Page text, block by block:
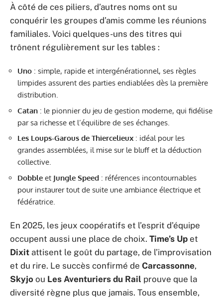
À côté de ces piliers, d’autres noms ont su
conquérir les groupes d’amis comme les réunions
familiales. Voici quelques-uns des titres qui
trônent régulièrement sur les tables :
Uno : simple, rapide et intergénérationnel, ses règles
limpides assurent des parties endiablées dès la première
distribution.
Catan : le pionnier du jeu de gestion moderne, qui fidélise
par sa richesse et l’équilibre de ses échanges.
Les Loups-Garous de Thiercelieux : idéal pour les
grandes assemblées, il mise sur le bluff et la déduction
collective.
Dobble et Jungle Speed : références incontournables
pour instaurer tout de suite une ambiance électrique et
fédératrice.
En 2025, les jeux coopératifs et l’esprit d’équipe
occupent aussi une place de choix. Time’s Up et
Dixit attisent le goût du partage, de l’improvisation
et du rire. Le succès confirmé de Carcassonne,
Skyjo ou Les Aventuriers du Rail prouve que la
diversité règne plus que jamais. Tous ensemble,